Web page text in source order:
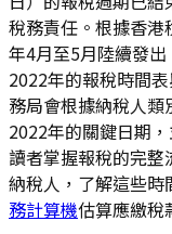
稅務責任。根據香港
年4月至5月陸續發
2022年的報稅時間
務局會根據納稅人
2022年的關鍵日期
讀者掌握報稅的完
納稅人，了解這些
務計算機估算應繳稅